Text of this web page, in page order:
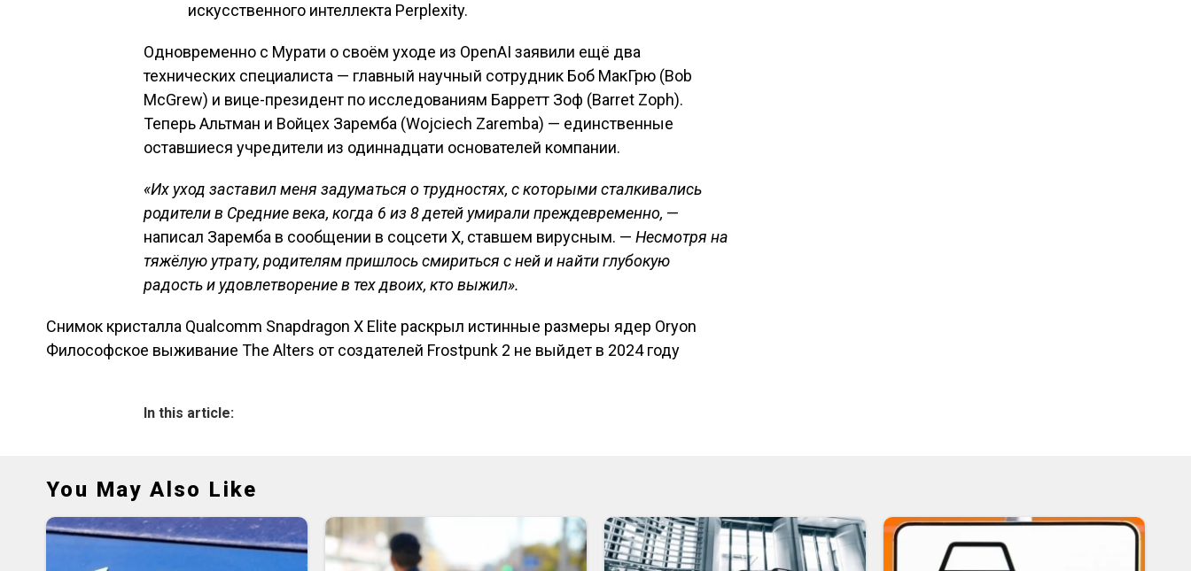
искусственного интеллекта Perplexity.
Одновременно с Мурати о своём уходе из OpenAI заявили ещё два
технических специалиста — главный научный сотрудник Боб МакГрю (Bob
McGrew) и вице-президент по исследованиям Барретт Зоф (Barret Zoph).
Теперь Альтман и Войцех Заремба (Wojciech Zaremba) — единственные
оставшиеся учредители из одиннадцати основателей компании.
«Их уход заставил меня задуматься о трудностях, с которыми сталкивались
родители в Средние века, когда 6 из 8 детей умирали преждевременно, —
написал Заремба в сообщении в соцсети X, ставшем вирусным. — Несмотря на
тяжёлую утрату, родителям пришлось смириться с ней и найти глубокую
радость и удовлетворение в тех двоих, кто выжил».
Навигация по записям
Снимок кристалла Qualcomm Snapdragon X Elite раскрыл истинные размеры ядер Oryon
Философское выживание The Alters от создателей Frostpunk 2 не выйдет в 2024 году
In this article:
You May Also Like